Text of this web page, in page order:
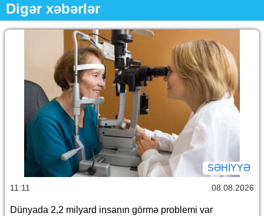
Digər xəbərlər
SƏHIYYƏ
11:11 08.08.2026
Dünyada 2,2 milyard insanın görmə problemi var